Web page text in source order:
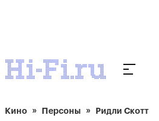
Кино Персоны Ридли Скотт